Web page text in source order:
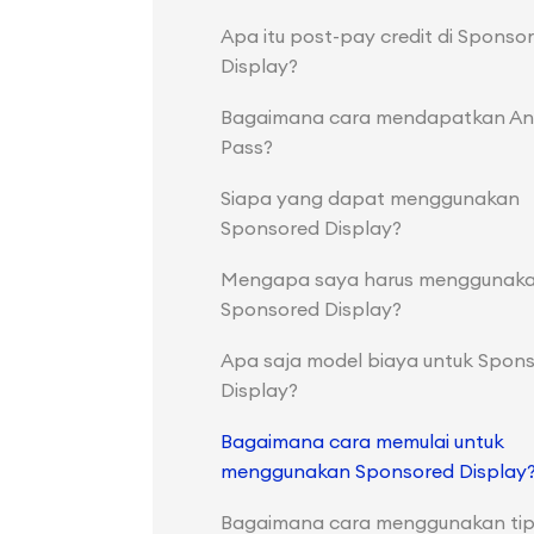
Apa itu post-pay credit di
Display?
Bagaimana cara mendapatkan
Pass?
Siapa yang dapat menggunakan
Sponsored Display?
Mengapa saya harus
Sponsored Display?
Apa saja model biaya untuk
Display?
Bagaimana cara memulai untuk
menggunakan Sponsored Display?
Bagaimana cara menggunakan